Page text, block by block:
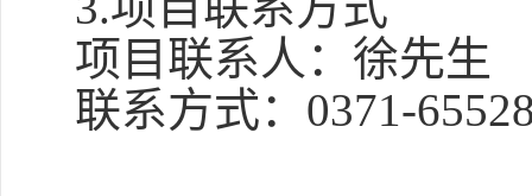
项目联系人： 徐先生
联系方式： 0371-